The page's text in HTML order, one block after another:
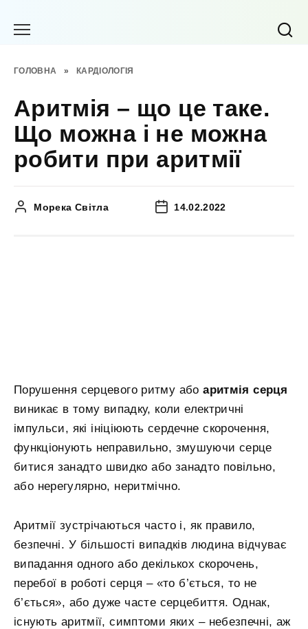
ГОЛОВНА » КАРДІОЛОГІЯ
Аритмія – що це таке.
Що можна і не можна
робити при аритмії
Морека Світла 14.02.2022
Порушення серцевого ритму абоаритмія серця
виникає в тому випадку, коли електричні
імпульси, які ініціюють сердечне скорочення,
функціонують неправильно, змушуючи серце
битися занадто швидко або занадто повільно,
або нерегулярно, неритмічно.
Аритмії зустрічаються часто і, як правило,
безпечні. У більшості випадків людина відчуває
випадання одного або декількох скорочень,
перебої в роботі серця – «то б’ється, то не
б’ється», або дуже часте серцебиття. Однак,
існують аритмії, симптоми яких – небезпечні, аж